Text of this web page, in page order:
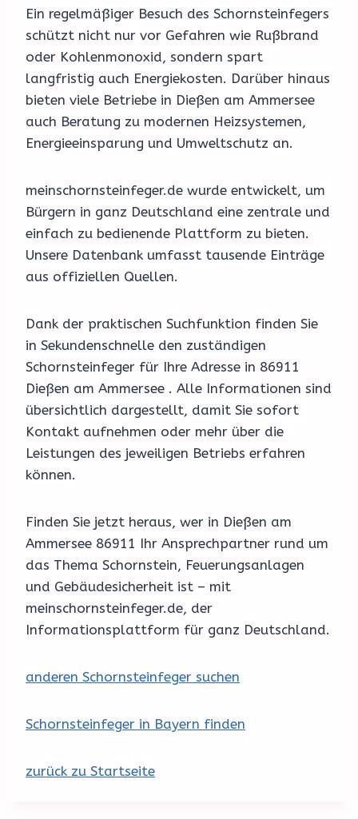
Ein regelmäßiger Besuch des Schornsteinfegers
schützt nicht nur vor Gefahren wie Rußbrand
oder Kohlenmonoxid, sondern spart
langfristig auch Energiekosten. Darüber hinaus
bieten viele Betriebe in Dießen am Ammersee
auch Beratung zu modernen Heizsystemen,
Energieeinsparung und Umweltschutz an.
meinschornsteinfeger.de wurde entwickelt, um
Bürgern in ganz Deutschland eine zentrale und
einfach zu bedienende Plattform zu bieten.
Unsere Datenbank umfasst tausende Einträge
aus offiziellen Quellen.
Dank der praktischen Suchfunktion finden Sie
in Sekundenschnelle den zuständigen
Schornsteinfeger für Ihre Adresse in 86911
Dießen am Ammersee . Alle Informationen sind
übersichtlich dargestellt, damit Sie sofort
Kontakt aufnehmen oder mehr über die
Leistungen des jeweiligen Betriebs erfahren
können.
Finden Sie jetzt heraus, wer in Dießen am
Ammersee 86911 Ihr Ansprechpartner rund um
das Thema Schornstein, Feuerungsanlagen
und Gebäudesicherheit ist – mit
meinschornsteinfeger.de, der
Informationsplattform für ganz Deutschland.
anderen Schornsteinfeger suchen
Schornsteinfeger in Bayern finden
zurück zu Startseite